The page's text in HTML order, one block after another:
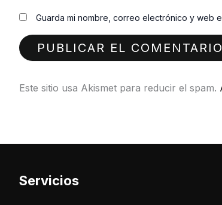
Guarda mi nombre, correo electrónico y web
Este sitio usa Akismet para reducir el spam.
Servicios